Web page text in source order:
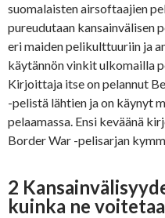
suomalaisten airsoftaajien
pureudutaan kansainvälisen
eri maiden pelikulttuuriin ja
käytännön vinkit ulkomailla
Kirjoittaja itse on pelannut
-pelistä lähtien ja on käynyt
pelaamassa. Ensi keväänä
Border War -pelisarjan
2
kuinka ne